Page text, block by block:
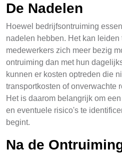
De Nadelen
Hoewel bedrijfsontruiming
nadelen hebben. Het kan
medewerkers zich meer bezig
ontruiming dan met hun
kunnen er kosten optreden die
transportkosten of onverwachte
Het is daarom belangrijk om
en eventuele risico's te
begint.
Na de